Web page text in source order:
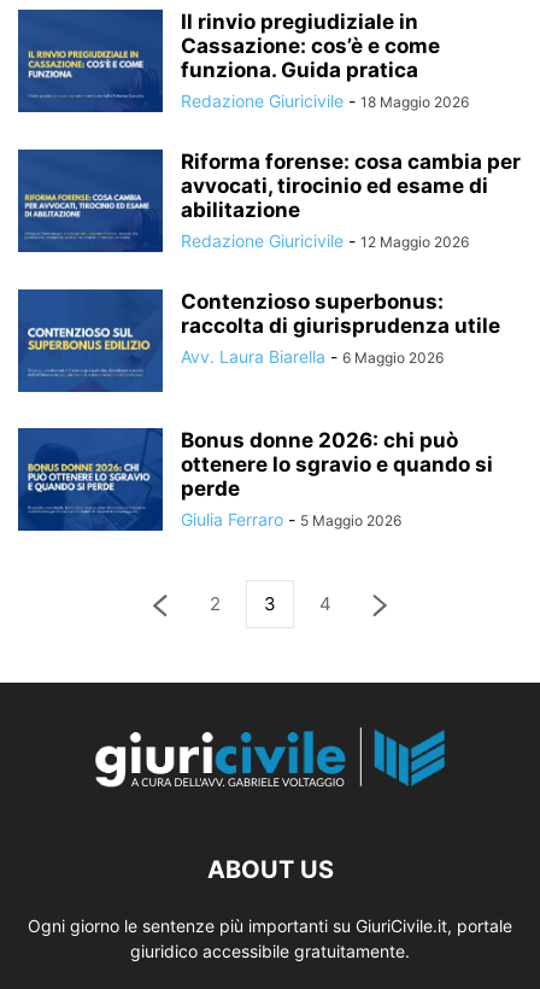
Il rinvio pregiudiziale in
Cassazione: cos’è e come
funziona. Guida pratica
Redazione Giuricivile - 18 Maggio 2026
Riforma forense: cosa cambia per
avvocati, tirocinio ed esame di
abilitazione
Redazione Giuricivile - 12 Maggio 2026
Contenzioso superbonus:
raccolta di giurisprudenza utile
Avv. Laura Biarella - 6 Maggio 2026
Bonus donne 2026: chi può
ottenere lo sgravio e quando si
perde
Giulia Ferraro - 5 Maggio 2026
2 3 4
ABOUT US
Ogni giorno le sentenze più importanti su GiuriCivile.it, portale
giuridico accessibile gratuitamente.